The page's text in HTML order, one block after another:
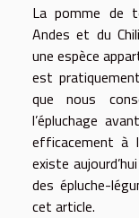
La pomme de
Andes et du
une espèce
est
que nous
l’épluchage
efficacement à
existe
des épluche-
cet article.